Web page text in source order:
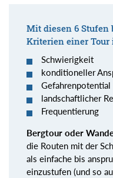
Mit diesen 6
Kriterien einer Tour
Schwierigkeit
konditioneller
Gefahrenpotential
landschaftlicher
Frequentierung
Bergtour oder
die Routen mit der
als einfache bis
einzustufen (und so